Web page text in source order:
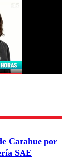
Carahue por
SAE